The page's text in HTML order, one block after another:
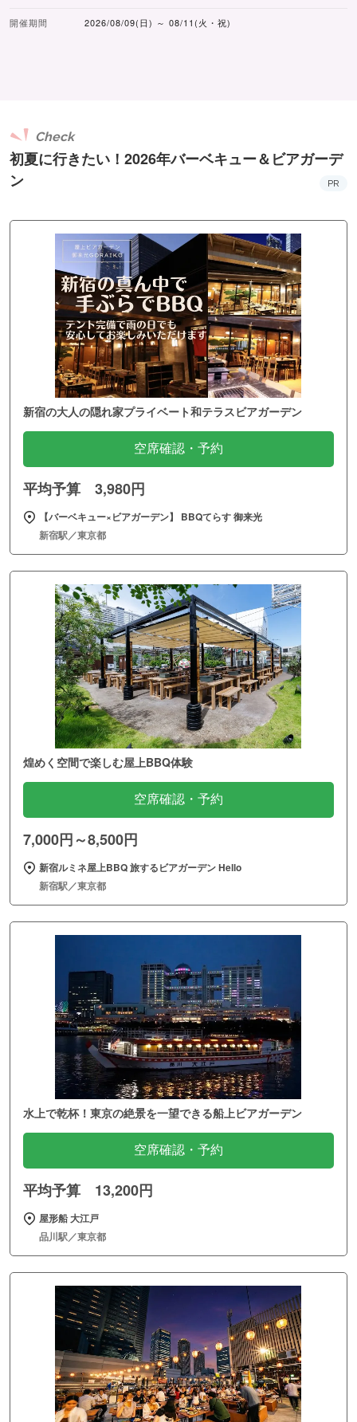
開催期間 2026/08/09(日) ～ 08/11(火・祝)
初夏に行きたい！2026年バーベキュー＆ビアガーデ
ン
Check
PR
新宿の大人の隠れ家プライベート和テラスビアガーデン
空席確認・予約
平均予算 3,980円
【バーベキュー×ビアガーデン】 BBQてらす 御来光
新宿駅／東京都
煌めく空間で楽しむ屋上BBQ体験
空席確認・予約
7,000円～8,500円
新宿ルミネ屋上BBQ 旅するビアガーデン Hello
新宿駅／東京都
水上で乾杯！東京の絶景を一望できる船上ビアガーデン
空席確認・予約
平均予算 13,200円
屋形船 大江戸
品川駅／東京都